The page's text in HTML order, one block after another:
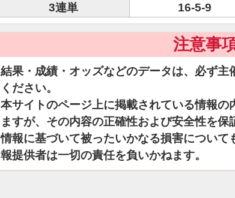
3連単
16-5-9
注意事
結果・成績・オッズなどのデータは、必ず主
ください。
本サイトのページ上に掲載されている情報の
ますが、その内容の正確性および安全性を
情報に基づいて被ったいかなる損害につい
報提供者は一切の責任を負いかねます。